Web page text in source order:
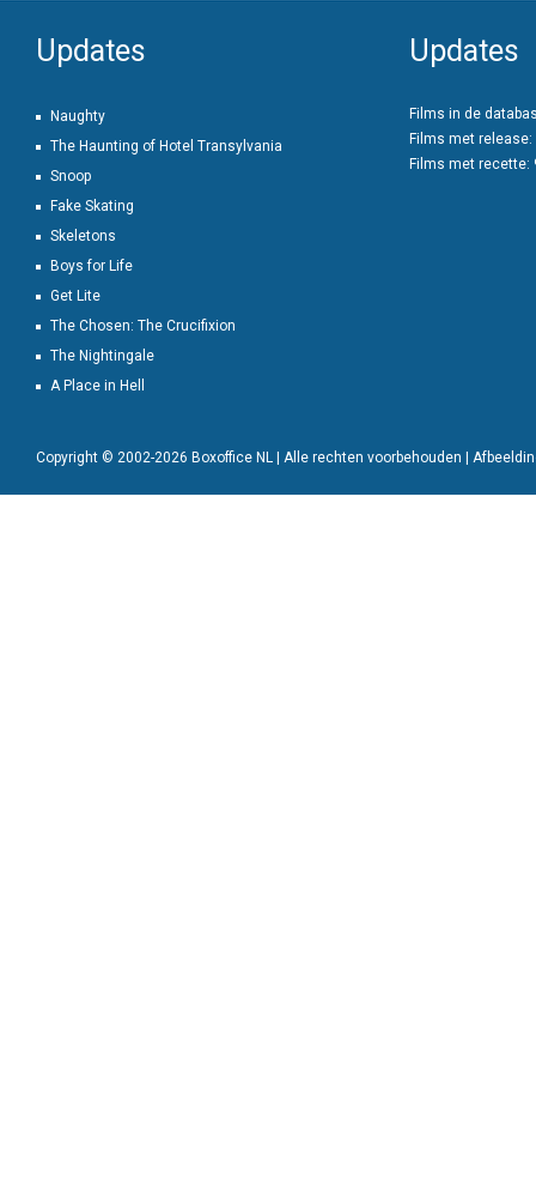
Updates
Naughty
The Haunting of Hotel Transylvania
Snoop
Fake Skating
Skeletons
Boys for Life
Get Lite
The Chosen: The Crucifixion
The Nightingale
A Place in Hell
Updates
Films in de
Films met release:
Films met recette:
Copyright © 2002-2026 Boxoffice NL | Alle rechten voorbehouden |